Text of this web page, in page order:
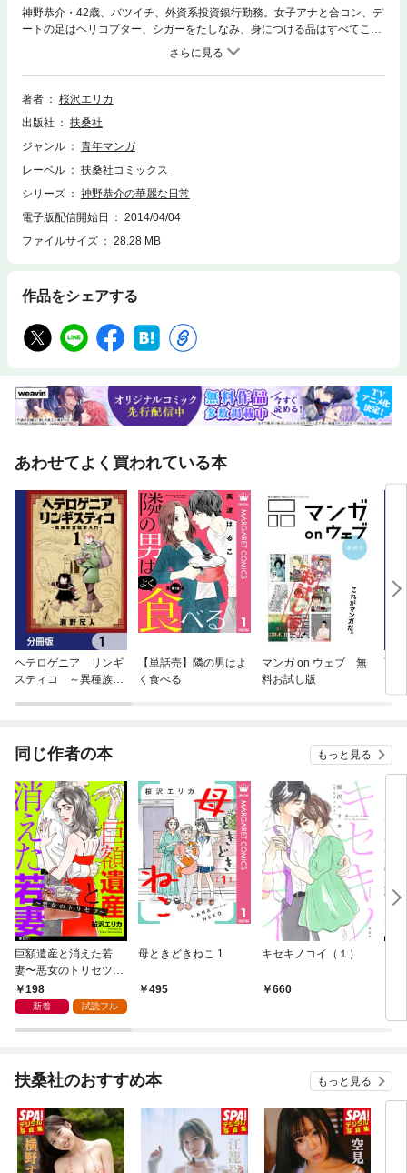
神野恭介・42歳、バツイチ、外資系投資銀行勤務。女子アナと合コン、デ
ートの足はヘリコプター、シガーをたしなみ、身につける品はすべてこだ
わりの逸品…。贅沢な日常生活を送る年収一億の男が、ミステリアスな美
女・まりあと出会ったことで本気の恋に落ちた…。時代を映す用語、グル
メ情報、ブランドなどを詳しい解説つきで紹介！ 本物を知る漫画家・桜
沢エリカだから描けた、魅惑のラグジュアリー・ラブロマンス！
著者
桜沢エリカ
出版社
扶桑社
ジャンル
青年マンガ
レーベル
扶桑社コミックス
シリーズ
神野恭介の華麗な日常
電子版配信開始日
2014/04/04
ファイルサイズ
28.28 MB
作品をシェアする
あわせてよく買われている本
ヘテロゲニア リンギ
スティコ ～異種族言
【単話売】隣の男はよ
く食べる
マンガ on ウェブ 無
料お試し版
雨
同じ作者の本 もっと見る
巨額遺産と消えた若
妻〜悪女のトリセツ〜
【単話】（１）
198
新着 試読フル
母ときどきねこ 1
495
キセキノコイ（１）
660
扶桑社のおすすめ本 もっと見る